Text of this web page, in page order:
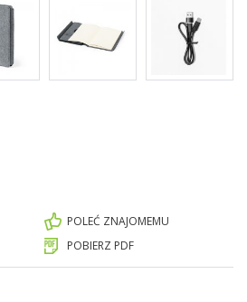
POLEĆ ZNAJOMEMU
POBIERZ PDF